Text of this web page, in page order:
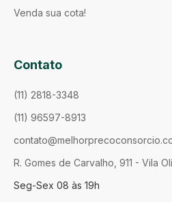
Venda sua cota!
Contato
(11) 2818-3348
(11) 96597-8913
R. Gomes de Carvalho, 911 - Vila
Seg-Sex 08 às 19h